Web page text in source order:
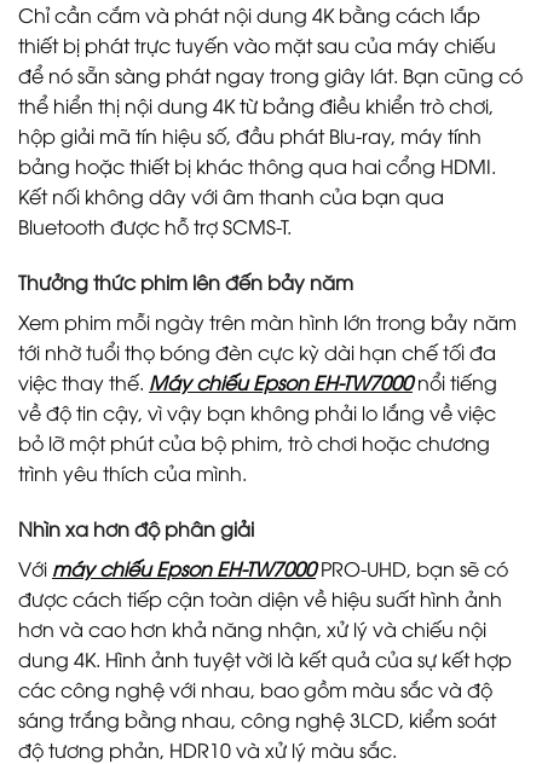
Chỉ cần cắm và phát nội dung 4K bằng cách lắp
thiết bị phát trực tuyến vào mặt sau của máy chiếu
để nó sẵn sàng phát ngay trong giây lát. Bạn cũng có
thể hiển thị nội dung 4K từ bảng điều khiển trò chơi,
hộp giải mã tín hiệu số, đầu phát Blu-ray, máy tính
bảng hoặc thiết bị khác thông qua hai cổng HDMI.
Kết nối không dây với âm thanh của bạn qua
Bluetooth được hỗ trợ SCMS-T.
Thưởng thức phim lên đến bảy năm
Xem phim mỗi ngày trên màn hình lớn trong bảy năm
tới nhờ tuổi thọ bóng đèn cực kỳ dài hạn chế tối đa
việc thay thế. Máy chiếu Epson EH-TW7000nổi tiếng
về độ tin cậy, vì vậy bạn không phải lo lắng về việc
bỏ lỡ một phút của bộ phim, trò chơi hoặc chương
trình yêu thích của mình.
Nhìn xa hơn độ phân giải
Với máy chiếu Epson EH-TW7000PRO-UHD, bạn sẽ có
được cách tiếp cận toàn diện về hiệu suất hình ảnh
hơn và cao hơn khả năng nhận, xử lý và chiếu nội
dung 4K. Hình ảnh tuyệt vời là kết quả của sự kết hợp
các công nghệ với nhau, bao gồm màu sắc và độ
sáng trắng bằng nhau, công nghệ 3LCD, kiểm soát
độ tương phản, HDR10 và xử lý màu sắc.